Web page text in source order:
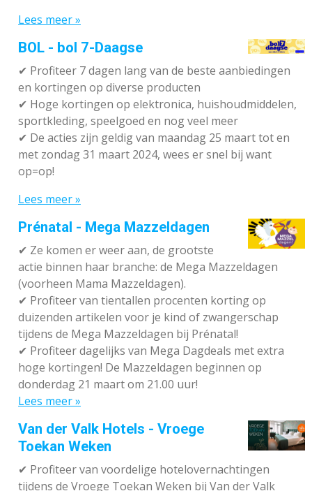
Lees meer »
BOL - bol 7-Daagse
✔ Profiteer 7 dagen lang van de beste aanbiedingen
en kortingen op diverse producten
✔ Hoge kortingen op elektronica, huishoudmiddelen,
sportkleding, speelgoed en nog veel meer
✔ De acties zijn geldig van maandag 25 maart tot en
met zondag 31 maart 2024, wees er snel bij want
op=op!
Lees meer »
Prénatal - Mega Mazzeldagen
✔ Ze komen er weer aan, de grootste
actie binnen haar branche: de Mega Mazzeldagen
(voorheen Mama Mazzeldagen).
✔ Profiteer van tientallen procenten korting op
duizenden artikelen voor je kind of zwangerschap
tijdens de Mega Mazzeldagen bij Prénatal!
✔ Profiteer dagelijks van Mega Dagdeals met extra
hoge kortingen! De Mazzeldagen beginnen op
donderdag 21 maart om 21.00 uur!
Lees meer »
Van der Valk Hotels - Vroege
Toekan Weken
✔ Profiteer van voordelige hotelovernachtingen
tijdens de Vroege Toekan Weken bij Van der Valk